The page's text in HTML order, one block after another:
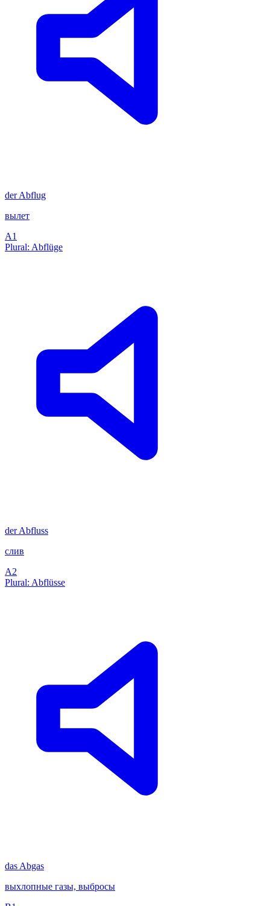
derAbflug
вылет
A1
Plural: Abflüge
derAbfluss
слив
A2
Plural: Abflüsse
das Abgas
выхлопные газы, выбросы